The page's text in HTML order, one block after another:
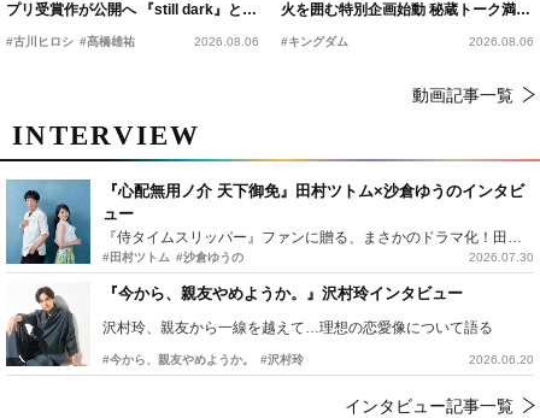
プリ受賞作が公開へ 『still dark』と同
時上映決定
#古川ヒロシ #髙橋雄祐 2026.08.06
火を囲む特別企画始動 秘蔵トーク満載
の“キングダムキャンプ”開催
#キングダム 2026.08.06
動画記事一覧
INTERVIEW
『心配無用ノ介 天下御免』田村ツトム×沙倉ゆうのインタビ
ュー
#田村ツトム #沙倉ゆうの 2026.07.30
『今から、親友やめようか。』沢村玲インタビュー
沢村玲、親友から一線を越えて…理想の恋愛像について語る
#今から、親友やめようか。 #沢村玲 2026.06.20
インタビュー記事一覧